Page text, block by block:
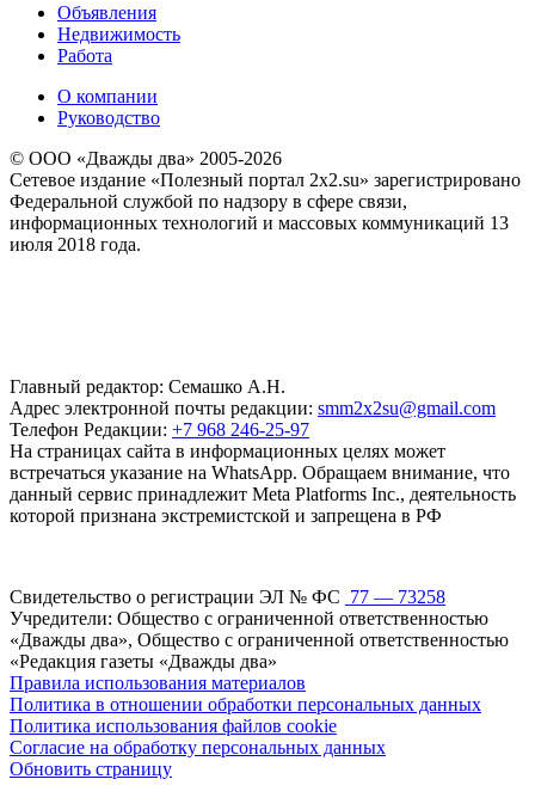
Объявления
Недвижимость
Работа
О компании
Руководство
© ООО «Дважды два» 2005-2026
Сетевое издание «Полезный портал 2x2.su» зарегистрировано
Федеральной службой по надзору в сфере связи,
информационных технологий и массовых коммуникаций 13
июля 2018 года.
Главный редактор: Семашко А.Н.
Адрес электронной почты редакции: smm2x2su@gmail.com
Телефон Редакции: +7 968 246-25-97
На страницах сайта в информационных целях может
встречаться указание на WhatsApp. Обращаем внимание, что
данный сервис принадлежит Meta Platforms Inc., деятельность
которой признана экстремистской и запрещена в РФ
Свидетельство о регистрации ЭЛ № ФС 77 — 73258
Учредители: Общество с ограниченной ответственностью
«Дважды два», Общество с ограниченной ответственностью
«Редакция газеты «Дважды два»
Правила использования материалов
Политика в отношении обработки персональных данных
Политика использования файлов cookie
Согласие на обработку персональных данных
Обновить страницу